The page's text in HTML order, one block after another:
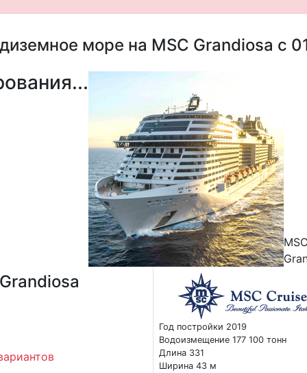
море на MSC Grandiosa с
Год постройки 2019
Водоизмещение 177 100 тонн
Длина 331
Ширина 43 м